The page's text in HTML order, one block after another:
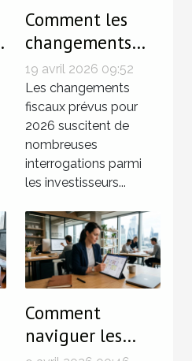
Comment les
changements
fiscaux de 2026
affecteront vos
investissements
immobiliers ?
19 avril 2026 09:52
Les changements
fiscaux prévus pour
2026 suscitent de
nombreuses
interrogations parmi
les investisseurs...
Comment
naviguer les